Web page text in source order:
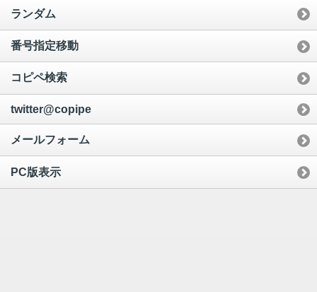
ランダム
番号指定移動
コピペ検索
twitter@copipe
メールフォーム
PC版表示